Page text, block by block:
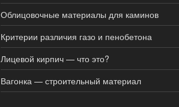
Облицовочные материалы для каминов
Критерии различия газо и пенобетона
Лицевой кирпич — что это?
Вагонка — строительный материал